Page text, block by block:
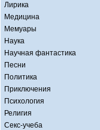
Лирика
Медицина
Мемуары
Наука
Научная фантастика
Песни
Политика
Приключения
Психология
Религия
Секс-учеба